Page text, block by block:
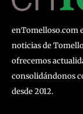
enTomelloso.com
noticias de
ofrecemos
consolidándonos
desde 2012.